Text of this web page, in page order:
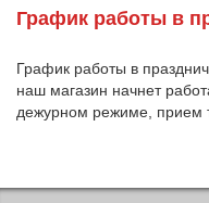
График работы в
График работы в
наш магазин начнет
дежурном режиме, прием